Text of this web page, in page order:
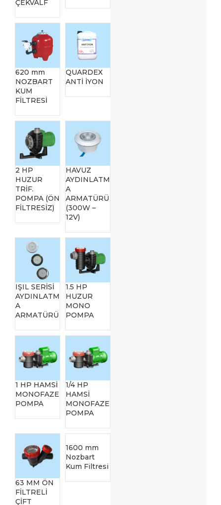
ÇEKVALF
620 mm
NOZBART
KUM
FİLTRESİ
QUARDEX
ANTİ İYON
2 HP
HUZUR
TRİF.
POMPA (ÖN
FİLTRESİZ)
HAVUZ
AYDINLATM
A
ARMATÜRÜ
(300W –
12V)
IŞIL SERİSİ
AYDINLATM
A
ARMATÜRÜ
1.5 HP
HUZUR
MONO
POMPA
1 HP HAMSİ
MONOFAZE
POMPA
1/4 HP
HAMSİ
MONOFAZE
POMPA
63 MM ÖN
FİLTRELİ
ÇİFT
1600 mm
Nozbart
Kum Filtresi